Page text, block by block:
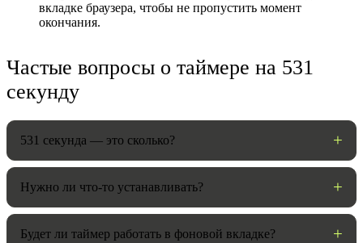
Звуки:
Громкость:
вкладке браузера, чтобы не пропустить момент
окончания.
Частые вопросы о таймере на 531
секунду
531 секунда — это сколько?
Нужно ли что-то устанавливать?
Будет ли таймер работать в фоновой вкладке?